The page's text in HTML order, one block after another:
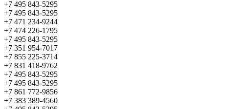
+7 495 843-5295
+7 495 843-5295
+7 471 234-9244
+7 474 226-1795
+7 495 843-5295
+7 351 954-7017
+7 855 225-3714
+7 831 418-9762
+7 495 843-5295
+7 495 843-5295
+7 861 772-9856
+7 383 389-4560